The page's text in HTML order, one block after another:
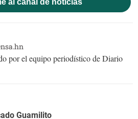
al canal de noticias
por el equipo periodístico de Diario
Guamilito